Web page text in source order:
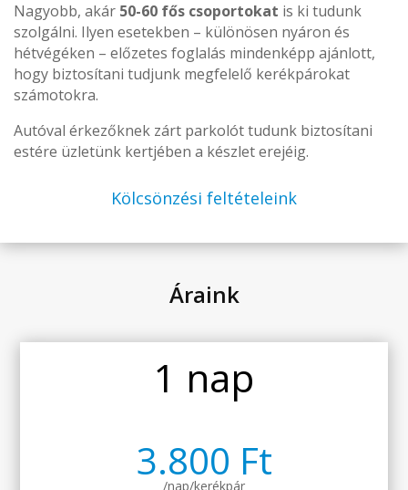
Nagyobb, akár 50-60 fős csoportokat is ki tudunk
szolgálni. Ilyen esetekben – különösen nyáron és
hétvégéken – előzetes foglalás mindenképp ajánlott,
hogy biztosítani tudjunk megfelelő kerékpárokat
számotokra.
Autóval érkezőknek zárt parkolót tudunk biztosítani
estére üzletünk kertjében a készlet erejéig.
Kölcsönzési feltételeink
Áraink
1 nap
3.800 Ft
/nap/kerékpár